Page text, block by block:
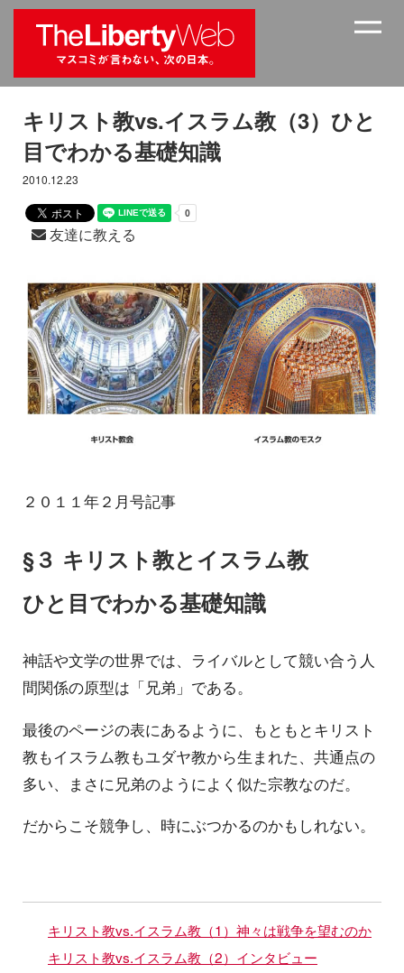
キリスト教vs.イスラム教（3）ひと
目でわかる基礎知識
2010.12.23
友達に教える
２０１１年２月号記事
§３ キリスト教とイスラム教
ひと目でわかる基礎知識
神話や文学の世界では、ライバルとして競い合う人
間関係の原型は「兄弟」である。
最後のページの表にあるように、もともとキリスト
教もイスラム教もユダヤ教から生まれた、共通点の
多い、まさに兄弟のようによく似た宗教なのだ。
だからこそ競争し、時にぶつかるのかもしれない。
キリスト教vs.イスラム教（1）神々は戦争を望むのか
キリスト教vs.イスラム教（2）インタビュー